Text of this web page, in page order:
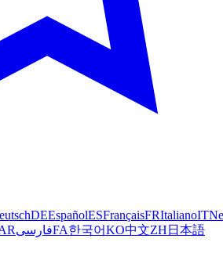
DEEspañolESFrançaisFRItalianoIT
فارسیFA한국어KO中文ZH 日本語